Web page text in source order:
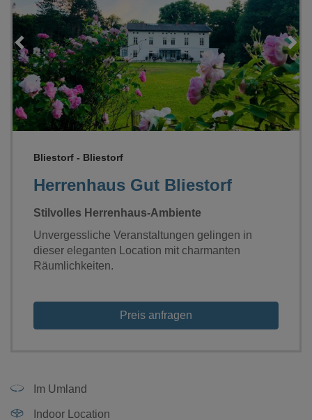
Loading...
Herrenhaus Gut Bliestorf
Bliestorf - Bliestorf
Stilvolles Herrenhaus-Ambiente
Unvergessliche Veranstaltungen gelingen in
dieser eleganten Location mit charmanten
Räumlichkeiten.
Preis anfragen
Im Umland
Indoor Location